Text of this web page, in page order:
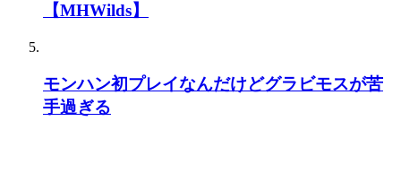
【MHWilds】
モンハン初プレイなんだけどグラビモスが苦
手過ぎる